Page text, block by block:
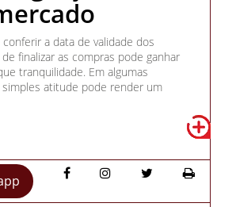
a data de validade dos
finalizar as compras pode ganhar
tranquilidade. Em algumas
simples atitude pode render um